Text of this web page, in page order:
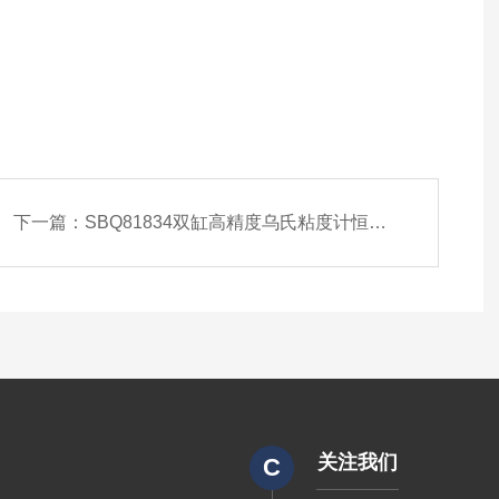
下一篇： SBQ81834双缸高精度乌氏粘度计恒温水浴槽
C 关注我们